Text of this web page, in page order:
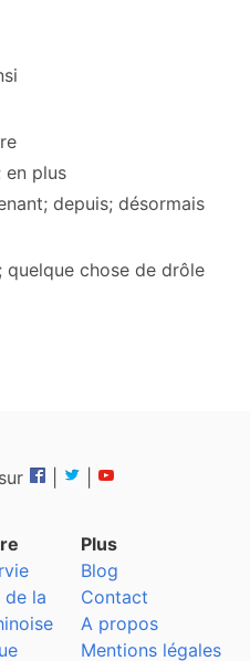
en plus
depuis; désormais
quelque chose de drôle
de la
Plus
Blog
Contact
A propos
Mentions légales